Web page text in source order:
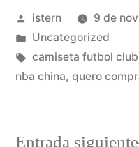
Publicado
por
istern
9 de
Publicado
en
Uncategorized
Etiquetas:
camiseta futbol
nba china, quero
Entrada siguiente